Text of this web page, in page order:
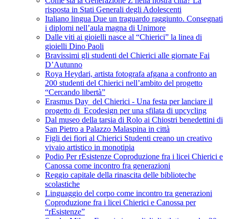
risposta in Stati Generali degli Adolescenti
Italiano lingua Due un traguardo raggiunto. Consegnati
i diplomi nell’aula magna di Unimore
Dalle viti ai gioielli nasce al “Chierici” la linea di
gioielli Dino Paoli
Bravissimi gli studenti del Chierici alle giornate Fai
D’Autunno
Roya Heydari, artista fotografa afgana a confronto an
200 studenti del Chierici nell’ambito del progetto
“Cercando libertà”
Erasmus Day del Chierici - Una festa per lanciare il
progetto di Ecodesign per una sfilata di upcycling
Dal museo della tarsia di Rolo ai Chiostri benedettini di
San Pietro a Palazzo Malaspina in città
Figli dei fiori al Chierici Studenti creano un creativo
vivaio artistico in monotipia
Podio Per rEsistenze Coproduzione fra i licei Chierici e
Canossa come incontro fra generazioni
Reggio capitale della rinascita delle biblioteche
scolastiche
Linguaggio del corpo come incontro tra generazioni
Coproduzione fra i licei Chierici e Canossa per
“rEsistenze”